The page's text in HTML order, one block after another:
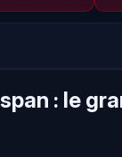
: le